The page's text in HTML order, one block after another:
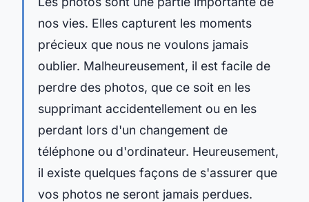
nos vies. Elles capturent les moments
précieux que nous ne voulons jamais
oublier. Malheureusement, il est facile de
perdre des photos, que ce soit en les
supprimant accidentellement ou en les
perdant lors d'un changement de
téléphone ou d'ordinateur. Heureusement,
il existe quelques façons de s'assurer que
vos photos ne seront jamais perdues.